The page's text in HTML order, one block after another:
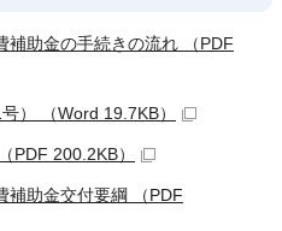
補助金の手続きの流れ （PDF
） （Word 19.7KB）
200.2KB）
補助金交付要綱 （PDF